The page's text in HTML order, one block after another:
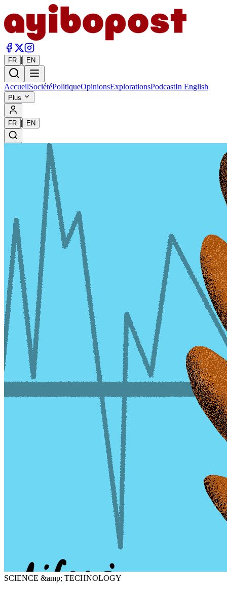
FR | EN
AccueilSociétéPolitiqueOpinionsExplorationsPodcastIn English
Plus
FR | EN
SCIENCE &amp; TECHNOLOGY